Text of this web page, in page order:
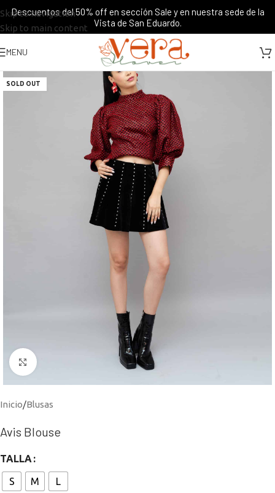
Skip to navigation
Skip to main content
Descuentos del 50% off en sección Sale y en nuestra sede de la
Vista de San Eduardo.
MENU
SOLD OUT
Click to enlarge
Inicio/Blusas
Avis Blouse
TALLA
S M L